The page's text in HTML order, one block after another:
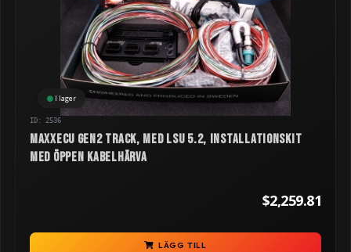
I lager
ID: 2536
MaxxECU GEN2 TRACK, med LSU 5.2, installationskit
med öppen kabelhärva
$2,259.81
LÄGG TILL